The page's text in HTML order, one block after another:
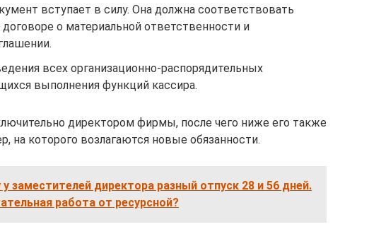
вступает в силу. Она должна соответствовать
о материальной ответственности и
всех организационно-распорядительных
выполнения функций кассира.
директором фирмы, после чего ниже его также
на которого возлагаются новые обязанности.
заместителей директора разный отпуск 28 и 56 дней.
работа от ресурсной?